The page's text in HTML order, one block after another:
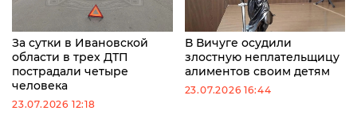
За сутки в Ивановской
области в трех ДТП
пострадали четыре
человека
23.07.2026 12:18
В Вичуге осудили
злостную неплательщицу
алиментов своим детям
23.07.2026 16:44